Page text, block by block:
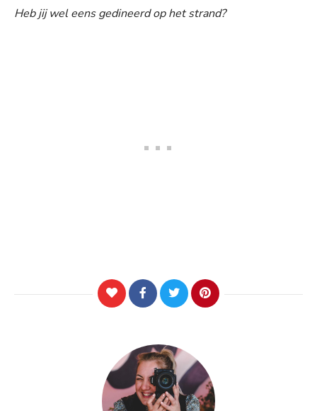
Heb jij wel eens gedineerd op het strand?